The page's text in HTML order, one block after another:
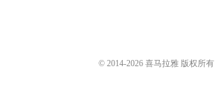
© 2014-2026 喜马拉雅 版权所有